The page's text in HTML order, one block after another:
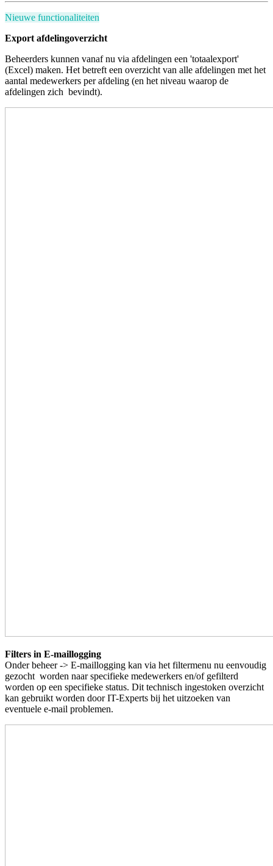
Nieuwe functionaliteiten
Export afdelingoverzicht
Beheerders kunnen vanaf nu via afdelingen een 'totaalexport'
(Excel) maken. Het betreft een overzicht van alle afdelingen met het
aantal medewerkers per afdeling (en het niveau waarop de
afdelingen zich bevindt).
Filters in E-maillogging
Onder beheer -> E-maillogging kan via het filtermenu nu eenvoudig
gezocht worden naar specifieke medewerkers en/of gefilterd
worden op een specifieke status. Dit technisch ingestoken overzicht
kan gebruikt worden door IT-Experts bij het uitzoeken van
eventuele e-mail problemen.